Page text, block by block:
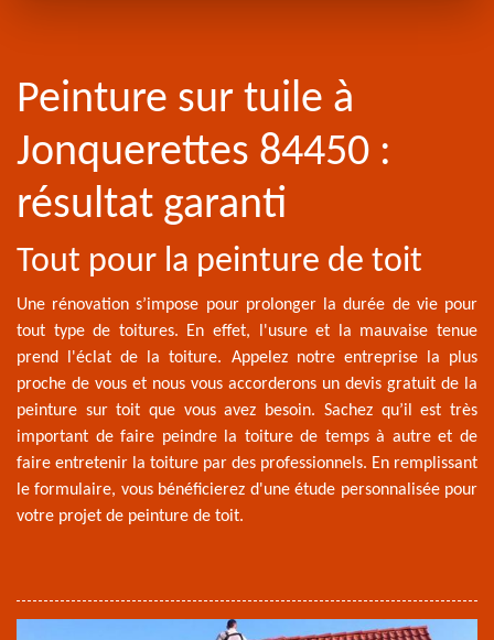
Peinture sur tuile à
Jonquerettes 84450 :
résultat garanti
Tout pour la peinture de toit
Une rénovation s’impose pour prolonger la durée de vie pour
tout type de toitures. En effet, l'usure et la mauvaise tenue
prend l'éclat de la toiture. Appelez notre entreprise la plus
proche de vous et nous vous accorderons un devis gratuit de la
peinture sur toit que vous avez besoin. Sachez qu’il est très
important de faire peindre la toiture de temps à autre et de
faire entretenir la toiture par des professionnels. En remplissant
le formulaire, vous bénéficierez d'une étude personnalisée pour
votre projet de peinture de toit.